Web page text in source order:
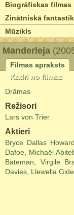
Biogrāfiskas filmas
Zinātniskā
Mūzikls
Manderleja
Filmas apraksts
Kadri no filmas
Drāmas
Režisori
Lars von Trier
Aktieri
Bryce Dallas Howard
Dafoe
Michaël
Bateman
Virgile
Davies Llewella